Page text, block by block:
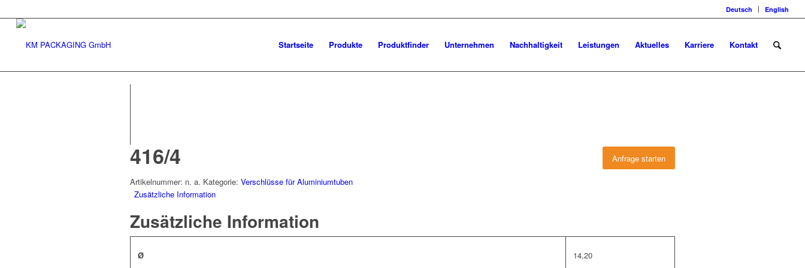
Deutsch English
Startseite Produkte Produktfinder Unternehmen Nachhaltigkeit Leistungen Aktuelles Karriere Kontakt
Anfrage starten
416/4
Artikelnummer: n. a. Kategorie: Verschlüsse für Aluminiumtuben
Zusätzliche Information
Zusätzliche Information
Ø 14,20